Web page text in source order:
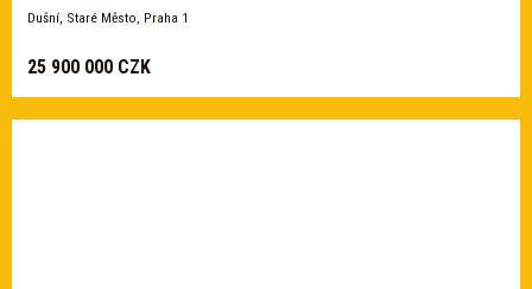
Dušní, Staré Město, Praha 1
25 900 000 CZK